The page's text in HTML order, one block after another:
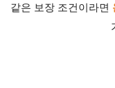
같은 보장 조건이라면